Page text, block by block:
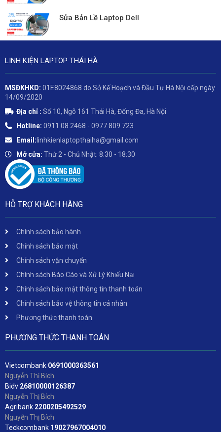
Sửa Bản Lề Laptop Dell
LINH KIỆN LAPTOP THÁI HÀ
MSĐKHKD: 01E8024868 do Sở Kế Hoạch và Đầu Tư Hà Nội cấp ngày
14/09/2020
Địa chỉ : Số 10, Ngõ 161 Thái Hà, Đống Đa, Hà Nội
Hotline: 0911.08.2468 - 0977.809.723
Email: linhkienlaptopthaiha@gmail.com
Mở cửa: Thứ 2 - Chủ Nhật: 8:30 - 18:30
HỖ TRỢ KHÁCH HÀNG
Chính sách bảo hành
Chính sách bảo mật
Chính sách vận chuyển
Chính sách Báo Cáo và Xử Lý Khiếu Nại
Chính sách bảo mật thông tin thanh toán
Chính sách bảo vệ thông tin cá nhân
Phương thức thanh toán
PHƯƠNG THỨC THANH TOÁN
Vietcombank 0691000363561
Nguyễn Thị Bích
Bidv 26810000126387
Nguyễn Thị Bích
Agribank 2200205492529
Nguyễn Thị Bích
Teckcombank 19027967004010